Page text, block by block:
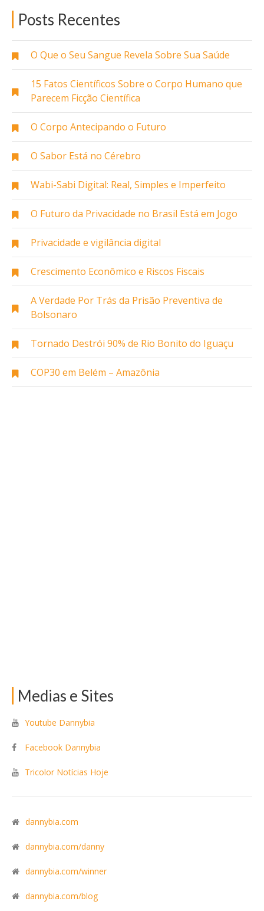
Posts Recentes
O Que o Seu Sangue Revela Sobre Sua Saúde
15 Fatos Científicos Sobre o Corpo Humano que
Parecem Ficção Científica
O Corpo Antecipando o Futuro
O Sabor Está no Cérebro
Wabi-Sabi Digital: Real, Simples e Imperfeito
O Futuro da Privacidade no Brasil Está em Jogo
Privacidade e vigilância digital
Crescimento Econômico e Riscos Fiscais
A Verdade Por Trás da Prisão Preventiva de
Bolsonaro
Tornado Destrói 90% de Rio Bonito do Iguaçu
COP30 em Belém – Amazônia
Medias e Sites
Youtube Dannybia
Facebook Dannybia
Tricolor Notícias Hoje
dannybia.com
dannybia.com/danny
dannybia.com/winner
dannybia.com/blog